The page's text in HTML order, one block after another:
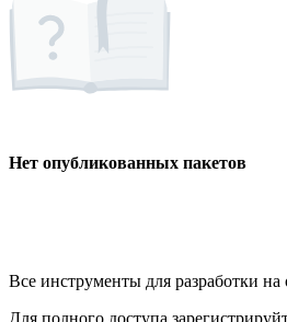
Нет опубликованных пакетов
Все инструменты для разработки
Для полного доступа